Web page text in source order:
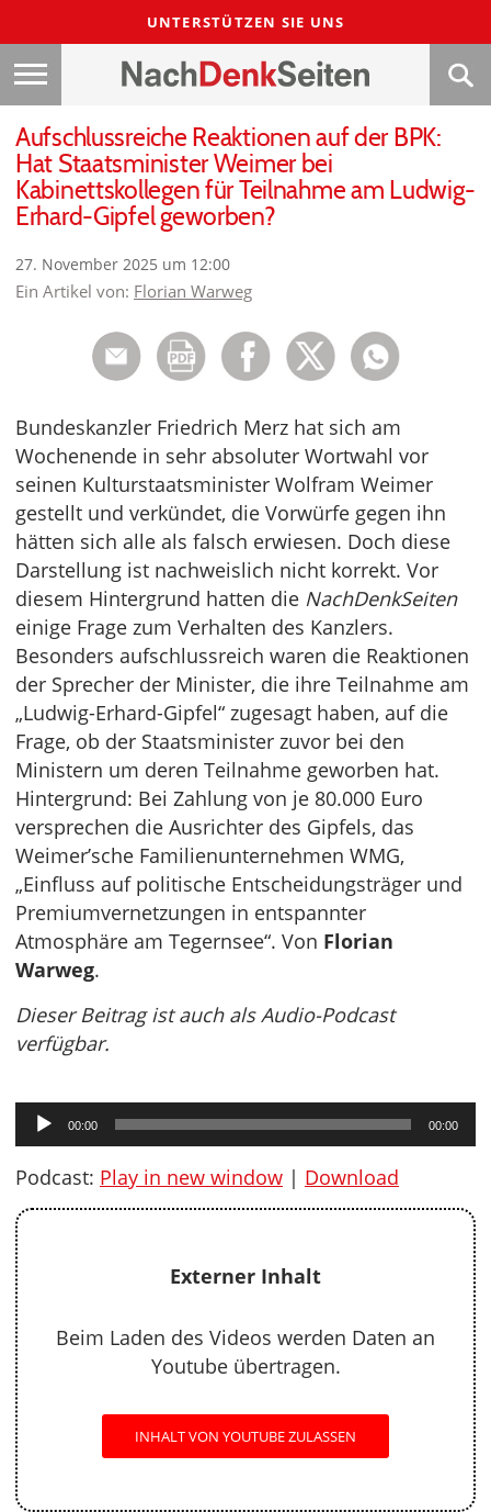
UNTERSTÜTZEN SIE UNS
Aufschlussreiche Reaktionen auf der BPK:
Hat Staatsminister Weimer bei
Kabinettskollegen für Teilnahme am Ludwig-
Erhard-Gipfel geworben?
27. November 2025 um 12:00
Ein Artikel von: Florian Warweg
Bundeskanzler Friedrich Merz hat sich am
Wochenende in sehr absoluter Wortwahl vor
seinen Kulturstaatsminister Wolfram Weimer
gestellt und verkündet, die Vorwürfe gegen ihn
hätten sich alle als falsch erwiesen. Doch diese
Darstellung ist nachweislich nicht korrekt. Vor
diesem Hintergrund hatten die NachDenkSeiten
einige Frage zum Verhalten des Kanzlers.
Besonders aufschlussreich waren die Reaktionen
der Sprecher der Minister, die ihre Teilnahme am
„Ludwig-Erhard-Gipfel“ zugesagt haben, auf die
Frage, ob der Staatsminister zuvor bei den
Ministern um deren Teilnahme geworben hat.
Hintergrund: Bei Zahlung von je 80.000 Euro
versprechen die Ausrichter des Gipfels, das
Weimer’sche Familienunternehmen WMG,
„Einfluss auf politische Entscheidungsträger und
Premiumvernetzungen in entspannter
Atmosphäre am Tegernsee“. Von Florian
Warweg.
Dieser Beitrag ist auch als Audio-Podcast
verfügbar.
Audio-
Player
00:00 00:00
Podcast: Play in new window | Download
Externer Inhalt
Beim Laden des Videos werden Daten an
Youtube übertragen.
INHALT VON YOUTUBE ZULASSEN